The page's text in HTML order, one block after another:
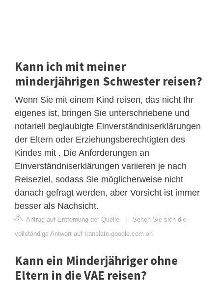
Kann ich mit meiner
minderjährigen Schwester reisen?
Wenn Sie mit einem Kind reisen, das nicht Ihr
eigenes ist, bringen Sie unterschriebene und
notariell beglaubigte Einverständniserklärungen
der Eltern oder Erziehungsberechtigten des
Kindes mit . Die Anforderungen an
Einverständniserklärungen variieren je nach
Reiseziel, sodass Sie möglicherweise nicht
danach gefragt werden, aber Vorsicht ist immer
besser als Nachsicht.
Antrag auf Entfernung der Quelle | Sehen Sie sich die
vollständige Antwort auf translate.google.com an
Kann ein Minderjähriger ohne
Eltern in die VAE reisen?